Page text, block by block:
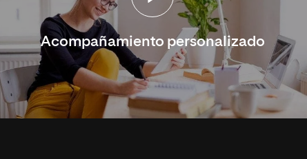
Acompañamiento personalizado